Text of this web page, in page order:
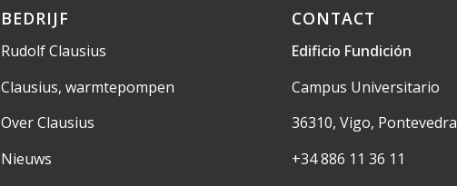
BEDRIJF
Rudolf Clausius
Clausius, warmtepompen
Over Clausius
Nieuws
CONTACT
Edificio Fundición
Campus Universitario
36310, Vigo, Pontevedra
+34 886 11 36 11